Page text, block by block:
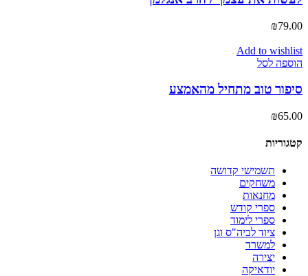
₪79.00
Add to wishlist
הוספה לסל
סיפור טוב מתחיל מהאמצע
₪65.00
קטגוריות
תשמישי קדושה
משחקים
מחנאות
ספרי קודש
ספרי לימוד
ציוד לביה"ס וגן
למשרד
יצירה
יודאיקה